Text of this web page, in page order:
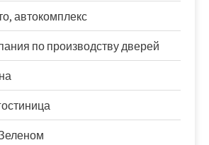
автокомплекс
по производству дверей